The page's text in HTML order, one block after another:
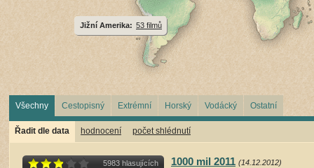
Jižní Amerika: 53 filmů
Všechny Cestopisný Extrémní Horský Vodácký Ostatní
Řadit dle data hodnocení počet shlédnutí
5983 hlasujících 1000 mil 2011 (14.12.2012)